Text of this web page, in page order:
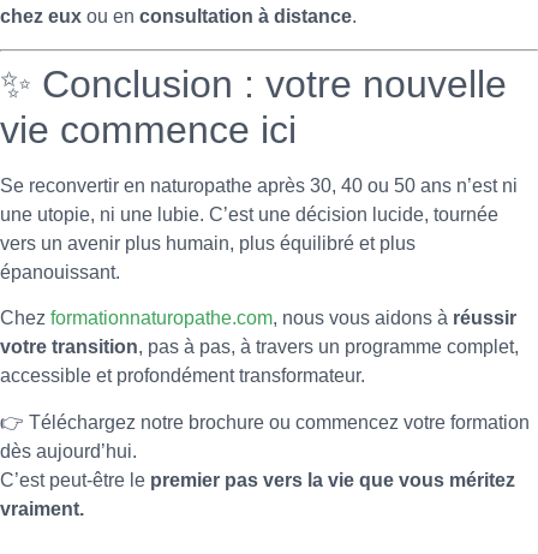
chez eux ou en consultation à distance.
✨ Conclusion : votre nouvelle
vie commence ici
Se reconvertir en naturopathe après 30, 40 ou 50 ans n’est ni
une utopie, ni une lubie. C’est une décision lucide, tournée
vers un avenir plus humain, plus équilibré et plus
épanouissant.
Chez formationnaturopathe.com, nous vous aidons à réussir
votre transition, pas à pas, à travers un programme complet,
accessible et profondément transformateur.
👉 Téléchargez notre brochure ou commencez votre formation
dès aujourd’hui.
C’est peut-être le premier pas vers la vie que vous méritez
vraiment.